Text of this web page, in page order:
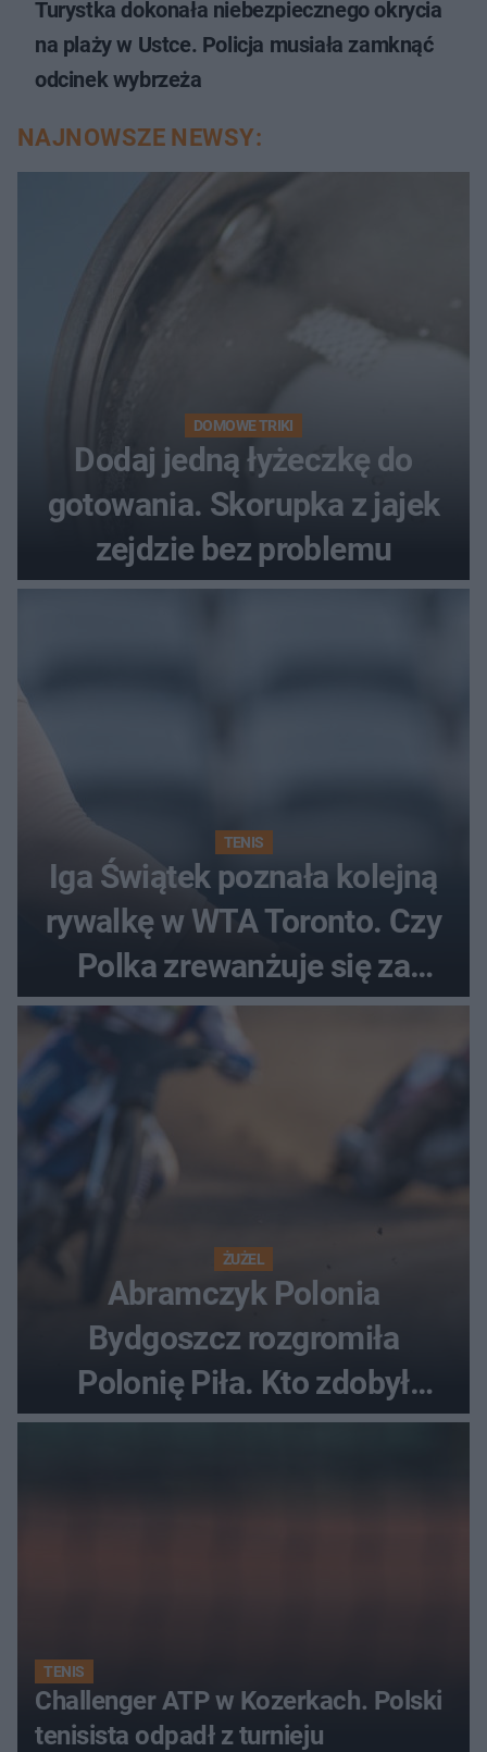
Turystka dokonała niebezpiecznego okrycia
na plaży w Ustce. Policja musiała zamknąć
odcinek wybrzeża
NAJNOWSZE NEWSY:
DOMOWE TRIKI
Dodaj jedną łyżeczkę do
gotowania. Skorupka z jajek
zejdzie bez problemu
TENIS
Iga Świątek poznała kolejną
rywalkę w WTA Toronto. Czy
Polka zrewanżuje się za
ostatnią porażkę?
ŻUŻEL
Abramczyk Polonia
Bydgoszcz rozgromiła
Polonię Piła. Kto zdobył
najwięcej punktów?
TENIS
Challenger ATP w Kozerkach. Polski
tenisista odpadł z turnieju